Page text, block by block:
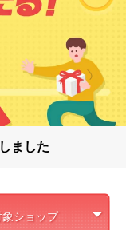
ました
象ショップ